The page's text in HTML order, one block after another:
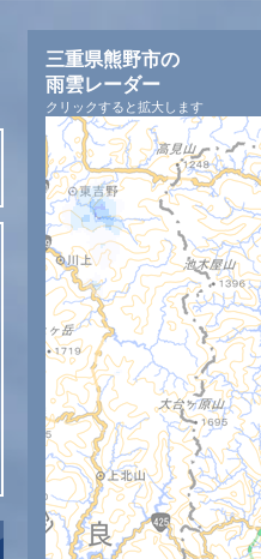
三重県熊野市の
雨雲レーダー
クリックすると拡大します